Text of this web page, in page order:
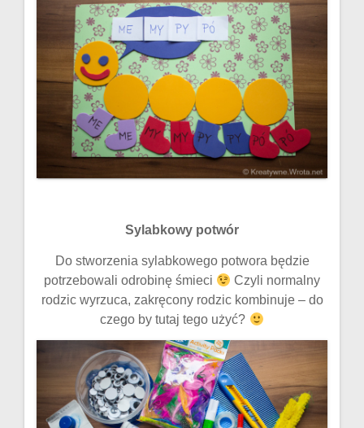
Sylabkowy potwór
Do stworzenia sylabkowego potwora będzie
potrzebowali odrobinę śmieci
Czyli normalny
rodzic wyrzuca, zakręcony rodzic kombinuje – do
czego by tutaj tego użyć?